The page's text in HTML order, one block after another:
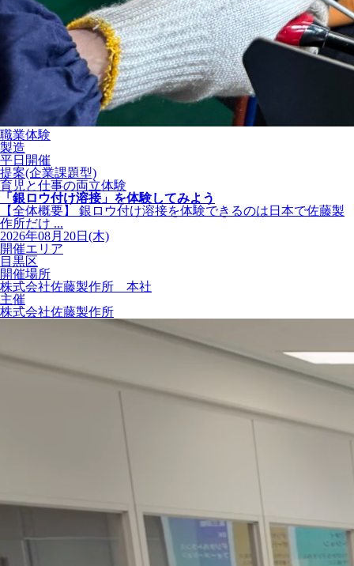
職業体験
製造
平日開催
提案(企業課題型)
育児と仕事の両立体験
「銀ロウ付け溶接」を体験してみよう
【全体概要】 銀ロウ付け溶接を体験できるのは日本で佐藤製
作所だけ ...
2026年08月20日(木)
開催エリア
目黒区
開催場所
株式会社佐藤製作所 本社
主催
株式会社佐藤製作所